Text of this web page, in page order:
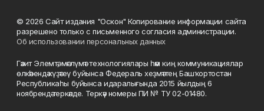
© 2026 Сайт издания "Оскон" Копирование информации сайта
разрешено только с письменного согласия администрации.
Об использовании персональных данных
Гәзит Элемтә, мәғлүмәт технологиялары һәм киң коммуникациялар
өлкәһендә күҙәтеү буйынса Федераль хеҙмәттең Башҡортостан
Республикаһы буйынса идаралығында 2015 йылдың 6
ноябрендә теркәлде. Теркәү номеры ПИ № ТУ 02-01480.